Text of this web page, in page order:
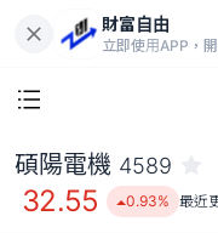
財富自由
立即使用APP，
碩陽電機 4589
32.55 0.93% 最近